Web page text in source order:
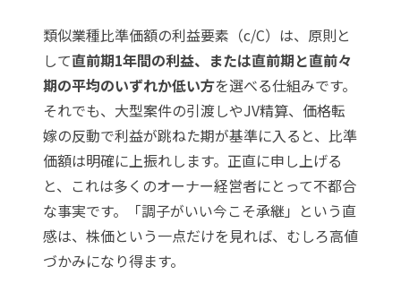
類似業種比準価額の利益要素（c/C）は、原則と
して直前期1年間の利益、または直前期と直前々
期の平均のいずれか低い方を選べる仕組みです。
それでも、大型案件の引渡しやJV精算、価格転
嫁の反動で利益が跳ねた期が基準に入ると、比準
価額は明確に上振れします。正直に申し上げる
と、これは多くのオーナー経営者にとって不都合
な事実です。「調子がいい今こそ承継」という直
感は、株価という一点だけを見れば、むしろ高値
づかみになり得ます。